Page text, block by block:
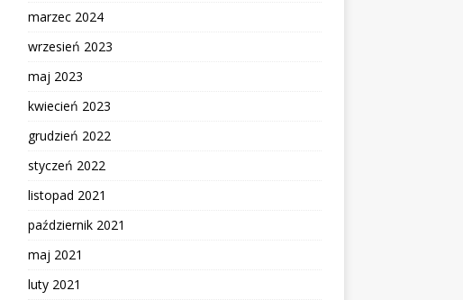
marzec 2024
wrzesień 2023
maj 2023
kwiecień 2023
grudzień 2022
styczeń 2022
listopad 2021
październik 2021
maj 2021
luty 2021